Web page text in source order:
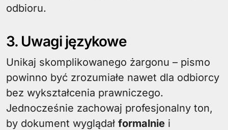
odbioru.
3. Uwagi językowe
Unikaj skomplikowanego żargonu – pismo
powinno być zrozumiałe nawet dla odbiorcy
bez wykształcenia prawniczego.
Jednocześnie zachowaj profesjonalny ton,
by dokument wyglądał formalnie i